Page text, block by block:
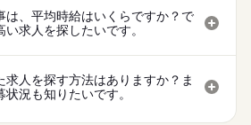
は、平均時給はいくらですか？で
求人を探したいです。
求人を探す方法はありますか？ま
況も知りたいです。